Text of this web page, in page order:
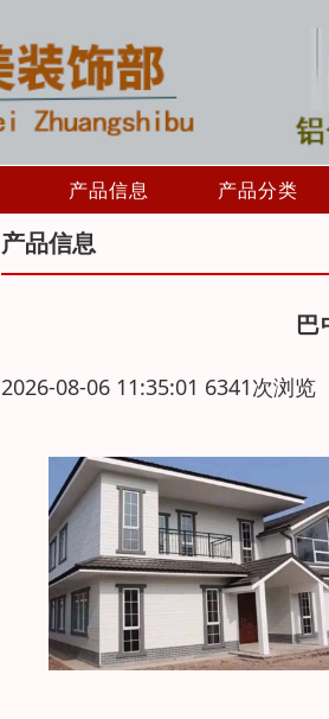
产品信息 产品分类
产品信息
巴
2026-08-06 11:35:01 6341次浏览